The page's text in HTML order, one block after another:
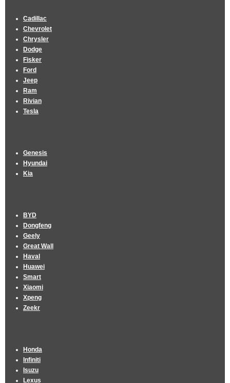
Cadillac
Chevrolet
Chrysler
Dodge
Fisker
Ford
Jeep
Ram
Rivian
Tesla
Genesis
Hyundai
Kia
BYD
Dongfeng
Geely
Great Wall
Haval
Huawei
Smart
Xiaomi
Xpeng
Zeekr
Honda
Infiniti
Isuzu
Lexus